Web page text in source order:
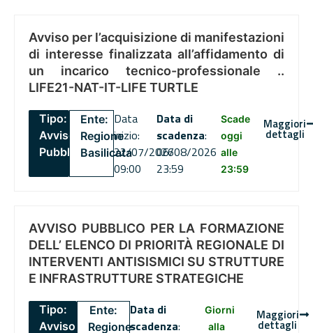
Avviso per l’acquisizione di manifestazioni
di interesse finalizzata all’affidamento di
un incarico tecnico-professionale ..
LIFE21-NAT-IT-LIFE TURTLE
Tipo:
Avviso
Pubblico
Ente:
Regione
Basilicata
Data
inizio:
22/07/2026
09:00
Data di
scadenza:
06/08/2026
23:59
Scade
oggi
alle
23:59
Maggiori
dettagli
AVVISO PUBBLICO PER LA FORMAZIONE
DELL’ ELENCO DI PRIORITÀ REGIONALE DI
INTERVENTI ANTISISMICI SU STRUTTURE
E INFRASTRUTTURE STRATEGICHE
Tipo:
Avviso
Ente:
Regione
Data di
scadenza:
Giorni
alla
Maggiori
dettagli